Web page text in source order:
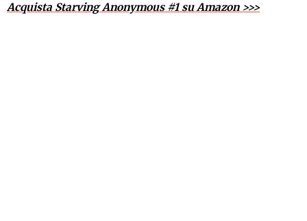
Acquista Starving Anonymous #1 su Amazon >>>